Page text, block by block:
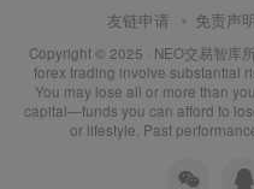
友链申请 免责声
Copyright © 2025 · NEO交易智库
forex trading involve substantial
You may lose all or more than
capital—funds you can afford to
or lifestyle. Past